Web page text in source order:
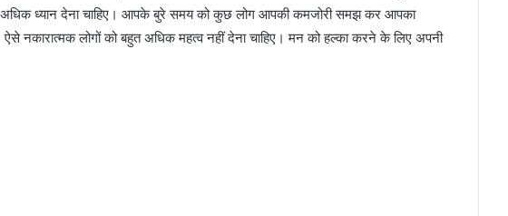
अधिक ध्यान देना चाहिए। आपके बुरे समय को कुछ लोग आपकी कमजोरी समझ कर आपका
नकारात्मक लोगों को बहुत अधिक महत्व नहीं देना चाहिए। मन को हल्का करने के लिए अपनी